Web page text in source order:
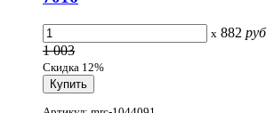
x 882 руб
1 003
Скидка 12%